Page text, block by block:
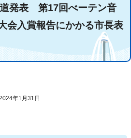
発表 第17回べーテン音
会入賞報告にかかる市長表
年1月31日